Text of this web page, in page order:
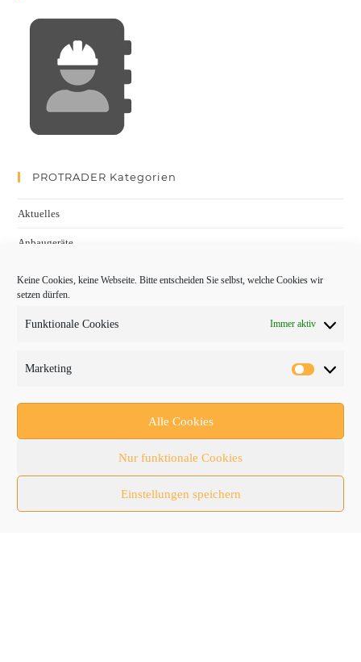
Keine Cookies, keine Webseite. Bitte entscheiden Sie selbst, welche Cookies wir
setzen dürfen.
Funktionale Cookies Immer aktiv
Marketing
Alle Cookies
Nur funktionale Cookies
Einstellungen speichern
PROTRADER Kategorien
Aktuelles
Anbaugeräte
Baumaschinen
Fachmessen
Nutzfahrzeuge
RATL 2025 | RecyclingAKTIV & TiefbauLIVE